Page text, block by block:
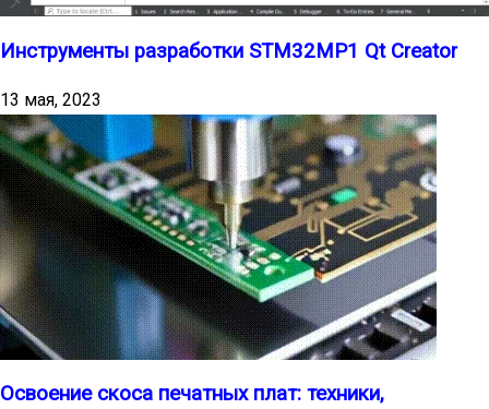
Инструменты разработки STM32MP1 Qt Creator
13 мая, 2023
Освоение скоса печатных плат: техники,